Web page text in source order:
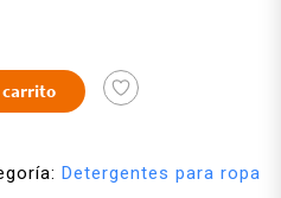
Detergentes para ropa